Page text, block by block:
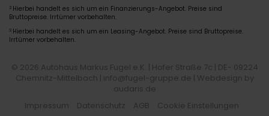
2 Hierbei handelt es sich um ein Finanzierungs-Angebot. Preise sind
Bruttopreise. Irrtümer vorbehalten.
3 Hierbei handelt es sich um ein Leasing-Angebot. Preise sind Bruttopreise.
Irrtümer vorbehalten.
© 2026 Autohaus Markus Fugel e.K. | Hofer Straße 7c | DE- 09224
Chemnitz-Mittelbach | info@fugel-gruppe.de | Webdesign by
audaris.de
Impressum
Datenschutz AGB Cookie Einstellungen